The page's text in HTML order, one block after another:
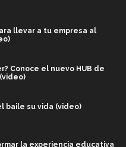
llevar a tu empresa al
Conoce el nuevo HUB de
baile su vida (video)
la experiencia educativa